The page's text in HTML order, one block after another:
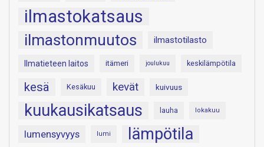
ilmastokatsaus
ilmastonmuutos ilmastotilasto
Ilmatieteen laitos itämeri joulukuu keskilämpötila
kesä Kesäkuu kevät kuivuus
kuukausikatsaus lauha lokakuu
lumensyvyys lumi lämpötila